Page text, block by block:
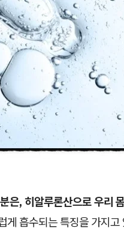
은, 히알루론산으로 우리
게 흡수되는 특징을 가지고